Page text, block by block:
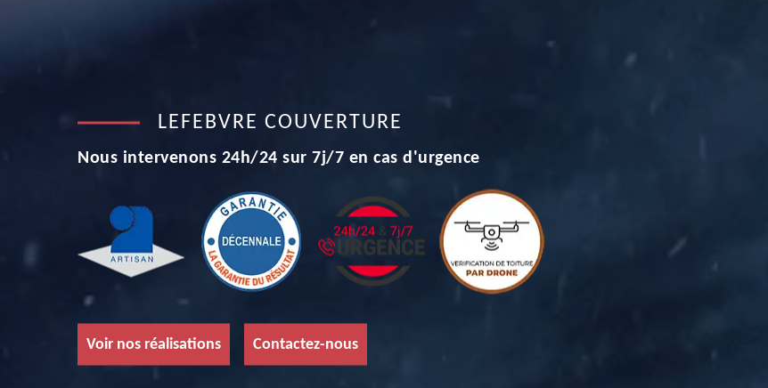
LEFEBVRE COUVERTURE
Nous intervenons 24h/24 sur 7j/7 en cas d'urgence
Voir nos réalisations Contactez-nous